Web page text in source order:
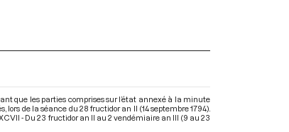
que les parties comprises sur l’état annexé à la minute
de la séance du 28 fructidor an II (14 septembre 1794).
- Du 23 fructidor an II au 2 vendémiaire an III (9 au 23